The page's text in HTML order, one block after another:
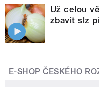
Už celou
zbavit slz
E-SHOP ČESKÉHO